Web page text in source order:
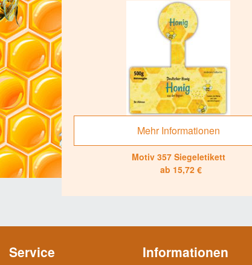
Mehr Informationen
Motiv 357 Siegeletikett
ab 15,72 €
Service Informationen